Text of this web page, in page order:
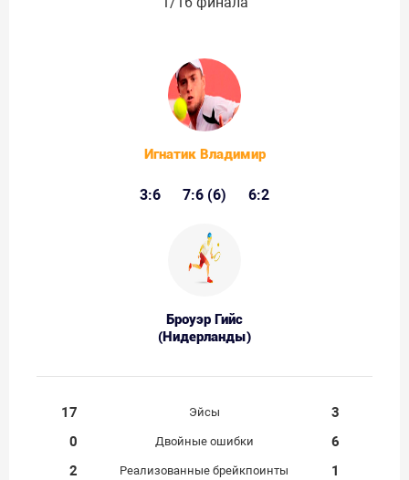
Игнатик Владимир
3:6 7:6 (6) 6:2
Броуэр Гийс
(Нидерланды)
17 Эйсы
3
0
Двойные ошибки
6
2
Реализованные брейкпоинты
1